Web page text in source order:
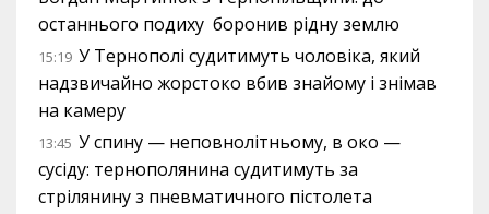
останнього подиху боронив рідну землю
15:19 У Тернополі судитимуть чоловіка, який
надзвичайно жорстоко вбив знайому і знімав
на камеру
13:45 У спину — неповнолітньому, в око —
сусіду: тернополянина судитимуть за
стрілянину з пневматичного пістолета